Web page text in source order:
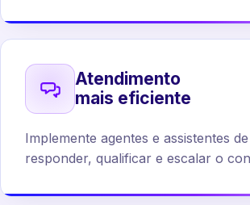
Atendimento
mais eficiente
Implemente agentes e assistentes
responder, qualificar e escalar o